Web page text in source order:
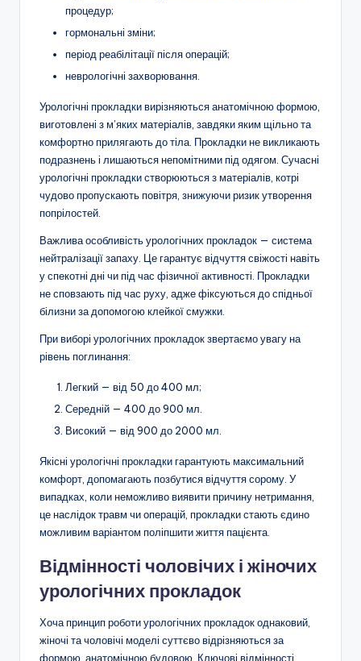
процедур;
гормональні зміни;
період реабілітації після операцій;
неврологічні захворювання.
Урологічні прокладки вирізняються анатомічною формою,
виготовлені з м’яких матеріалів, завдяки яким щільно та
комфортно прилягають до тіла. Прокладки не викликають
подразнень і лишаються непомітними під одягом. Сучасні
урологічні прокладки створюються з матеріалів, котрі
чудово пропускають повітря, знижуючи ризик утворення
попрілостей.
Важлива особливість урологічних прокладок — система
нейтралізації запаху. Це гарантує відчуття свіжості навіть
у спекотні дні чи під час фізичної активності. Прокладки
не сповзають під час руху, адже фіксуються до спідньої
білизни за допомогою клейкої смужки.
При виборі урологічних прокладок звертаємо увагу на
рівень поглинання:
Легкий — від 50 до 400 мл;
Середній — 400 до 900 мл.
Високий — від 900 до 2000 мл.
Якісні урологічні прокладки гарантують максимальний
комфорт, допомагають позбутися відчуття сорому. У
випадках, коли неможливо виявити причину нетримання,
це наслідок травм чи операцій, прокладки стають єдино
можливим варіантом поліпшити життя пацієнта.
Відмінності чоловічих і жіночих
урологічних прокладок
Хоча принцип роботи урологічних прокладок однаковий,
жіночі та чоловічі моделі суттєво відрізняються за
формою, анатомічною будовою. Ключові відмінності